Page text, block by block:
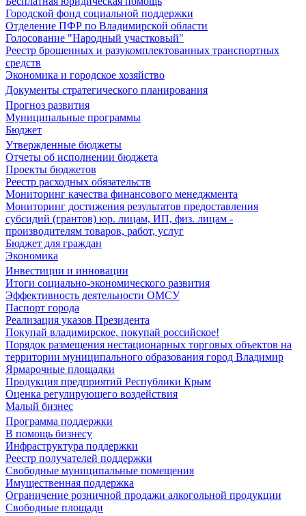
Городской фонд социальной поддержки
Отделение ПФР по Владимирской области
Голосование "Народный участковый"
Реестр брошенных и разукомплектованных транспортных
средств
Экономика и городское хозяйство
Документы стратегического планирования
Прогноз развития
Муниципальные программы
Бюджет
Утвержденные бюджеты
Отчеты об исполнении бюджета
Проекты бюджетов
Реестр расходных обязательств
Мониторинг качества финансового менеджмента
Мониторинг достижения результатов предоставления
субсидий (грантов) юр. лицам, ИП, физ. лицам -
производителям товаров, работ, услуг
Бюджет для граждан
Экономика
Инвестиции и инновации
Итоги социально-экономического развития
Эффективность деятельности ОМСУ
Паспорт города
Реализация указов Президента
Покупай владимирское, покупай российское!
Порядок размещения нестационарных торговых объектов на
территории муниципального образования город Владимир
Ярмарочные площадки
Продукция предприятий Республики Крым
Оценка регулирующего воздействия
Малый бизнес
Программа поддержки
В помощь бизнесу
Инфраструктура поддержки
Реестр получателей поддержки
Свободные муниципальные помещения
Имущественная поддержка
Ограничение розничной продажи алкогольной продукции
Свободные площади